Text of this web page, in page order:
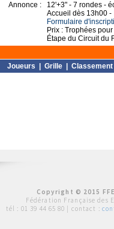
Annonce :
12'+3" - 7 rondes -
Accueil dès 13h00 -
Formulaire
Prix : Trophées
Étape du Circuit du
Joueurs Grille Classement
Copyright © 2015
Fédération Française des
tél : 01 39 44 65 80 | contact :